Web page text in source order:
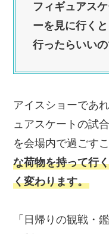
フィギュアス
ーを見に行く
行ったらいい
アイスショーであ
ュアスケートの試
を会場内で過ごす
な荷物を持って行
く変わります。
「日帰りの観戦・